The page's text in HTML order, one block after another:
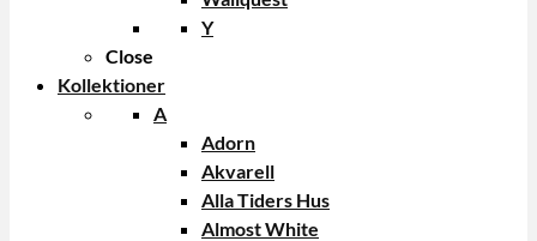
Y
Close
Kollektioner
A
Adorn
Akvarell
Alla Tiders Hus
Almost White